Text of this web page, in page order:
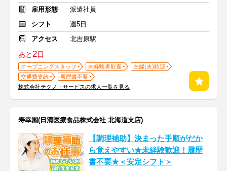
雇用形態
派遣社員
シフト
週5日
アクセス
北吉原駅
あと2日
オープニングスタッフ 未経験者歓迎
主婦(夫)歓迎
交通費支給
履歴書不要
株式会社テクノ・サービスの求人一覧を見る
寿幸園(日清医療食品株式会社 北海道支店)
【調理補助】決まった手順がだか
ら覚えやすい★未経験歓迎！履歴
書不要★＜安定シフト＞